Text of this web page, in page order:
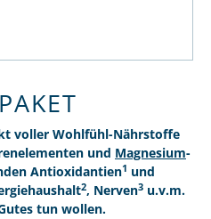
voller Wohlfühl-Nährstoffe
und Magnesium-
Antioxidantien1 und
2, Nerven3 u.v.m.
tun wollen.